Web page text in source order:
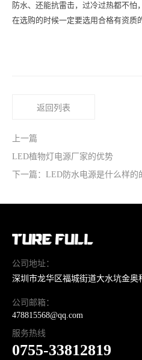
防水、还能抗雷击，过冷过热都不怕
在选购的时候一定要选用合格有资质
上一篇
LED植物灯电源厂家的优势
下一篇：LED防水电源是什么样的
返回列表
公司地址：
深圳市龙华区福城街道大水坑金奥
公司邮箱：
478815568@qq.com
服务热线
0755-33812819